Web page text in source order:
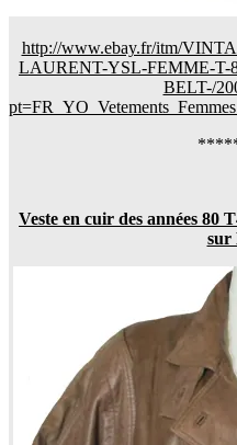
http://www.ebay.fr/itm/
LAURENT-YSL-FEMME-T-
BELT-/
Veste en cuir des années 80
sur